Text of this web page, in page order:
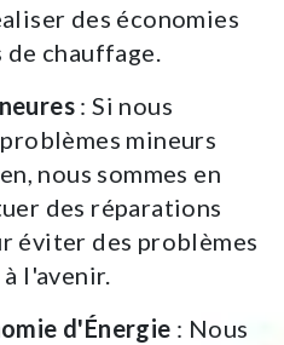
des économies
de chauffage.
: Si nous
mineurs
nous sommes en
des réparations
éviter des problèmes
l'avenir.
d'Énergie : Nous